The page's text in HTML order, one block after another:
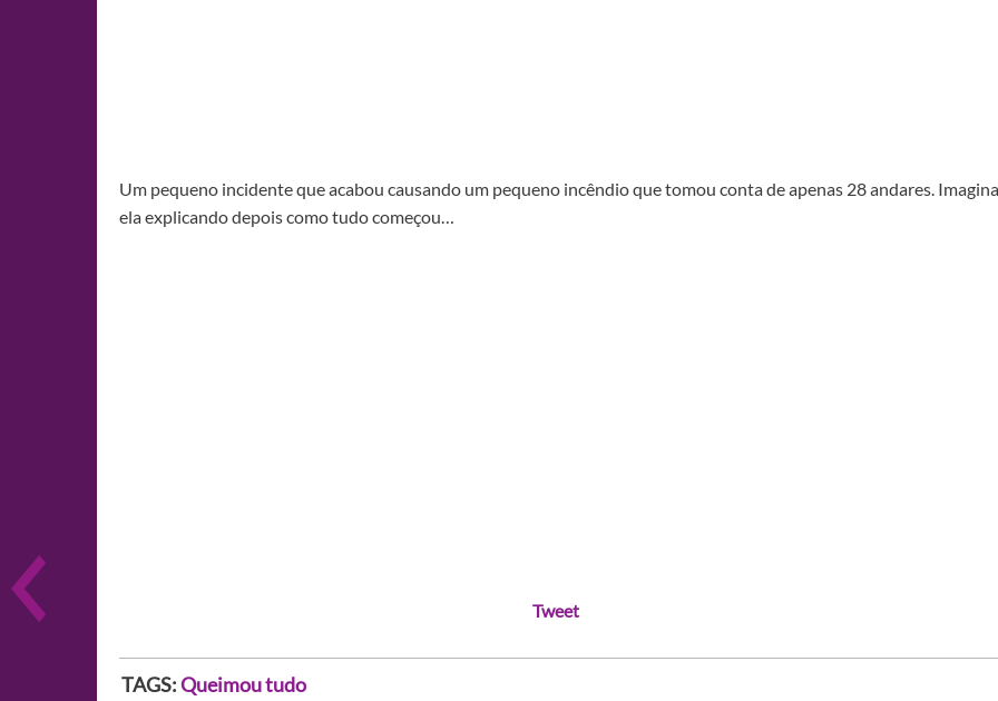
Um pequeno incidente que acabou causando um pequeno incêndio que tomou conta de apenas 28 andares. Imagina
ela explicando depois como tudo começou…
Tweet
TAGS:Queimou tudo